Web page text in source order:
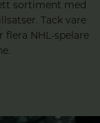
sortiment med
Tack vare
flera NHL-spelare